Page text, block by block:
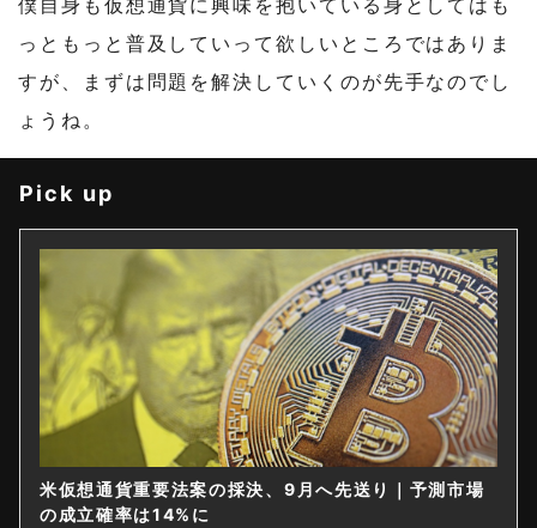
僕自身も仮想通貨に興味を抱いている身としてはも
っともっと普及していって欲しいところではありま
すが、まずは問題を解決していくのが先手なのでし
ょうね。
Pick up
仮想通貨は購入後すぐ送れなくなる？金融庁が出庫制
限を要請